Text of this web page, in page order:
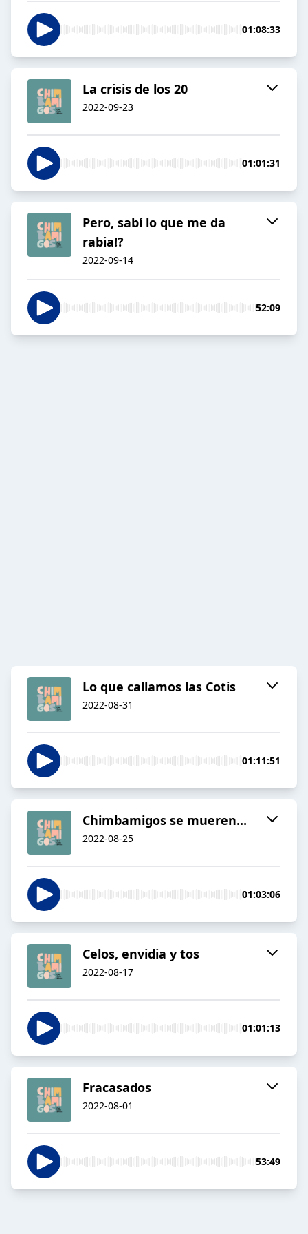
01:08:33
La crisis de los 20
2022-09-23
01:01:31
Pero, sabí lo que me da
rabia!?
2022-09-14
52:09
Lo que callamos las Cotis
2022-08-31
01:11:51
Chimbamigos se mueren...
2022-08-25
01:03:06
Celos, envidia y tos
2022-08-17
01:01:13
Fracasados
2022-08-01
53:49